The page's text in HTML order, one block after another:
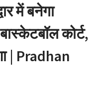
में बनेगा
कोर्ट,
| Pradhan